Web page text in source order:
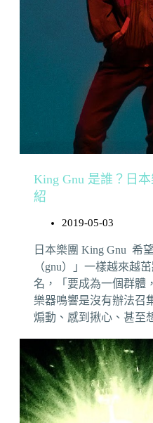
King Gnu 是誰？日
紹
2019-05-03
日本樂團 King Gnu 希
（gnu）」一樣越來越
名，「要成為一個群體
樂器鳴響是沒有辦法召
煽動、感到揪心、甚至